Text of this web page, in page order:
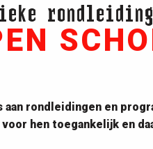
rondleidingen en
hen toegankelijk en